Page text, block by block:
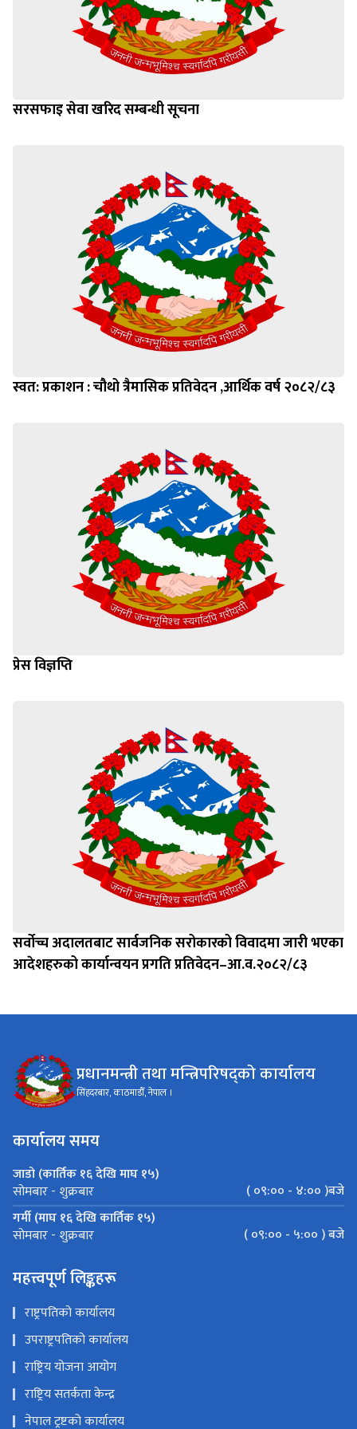
सरसफाइ सेवा खरिद सम्बन्धी सूचना
स्वत: प्रकाशन : चौथो त्रैमासिक प्रतिवेदन ,आर्थिक वर्ष २०८२/८३
प्रेस विज्ञप्ति
सर्वोच्च अदालतबाट सार्वजनिक सरोकारको विवादमा जारी भएका
आदेशहरुको कार्यान्वयन प्रगति प्रतिवेदन–आ.व.२०८२/८३
प्रधानमन्त्री तथा मन्त्रिपरिषद्को कार्यालय
सिंहदरबार, काठमाडौँ, नेपाल ।
कार्यालय समय
जाडो (कार्तिक १६ देखि माघ १५)
सोमबार - शुक्रबार
( ०९:०० - ४:०० )बजे
गर्मी (माघ १६ देखि कार्तिक १५)
सोमबार - शुक्रबार ( ०९:०० - ५:०० ) बजे
महत्त्वपूर्ण लिङ्कहरू
राष्ट्रपतिको कार्यालय
उपराष्ट्रपतिको कार्यालय
राष्ट्रिय योजना आयोग
राष्ट्रिय सतर्कता केन्द्र
नेपाल ट्रष्टको कार्यालय